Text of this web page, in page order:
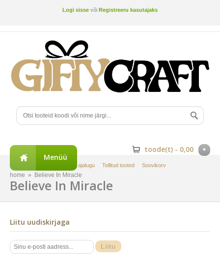
Logi sisse või Registreeru kasutajaks
toode(t) - 0,00
Tellimuste ajalugu Tellitud tooted Soovikorv
Menüü
home » Believe In Miracle
Believe In Miracle
Liitu uudiskirjaga
Liitu